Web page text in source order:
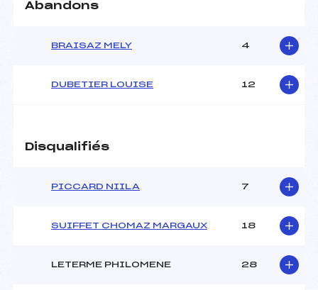
Abandons
BRAISAZ MELY 4
DUBETIER LOUISE 12
Disqualifiés
PICCARD NIILA 7
SUIFFET CHOMAZ MARGAUX 18
LETERME PHILOMENE 28